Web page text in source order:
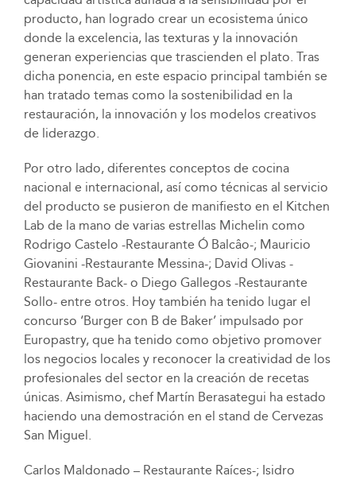
producto, han logrado crear un ecosistema único
donde la excelencia, las texturas y la innovación
generan experiencias que trascienden el plato. Tras
dicha ponencia, en este espacio principal también se
han tratado temas como la sostenibilidad en la
restauración, la innovación y los modelos creativos
de liderazgo.
Por otro lado, diferentes conceptos de cocina
nacional e internacional, así como técnicas al servicio
del producto se pusieron de manifiesto en el Kitchen
Lab de la mano de varias estrellas Michelin como
Rodrigo Castelo -Restaurante Ó Balcâo-; Mauricio
Giovanini -Restaurante Messina-; David Olivas -
Restaurante Back- o Diego Gallegos -Restaurante
Sollo- entre otros. Hoy también ha tenido lugar el
concurso ‘Burger con B de Baker’ impulsado por
Europastry, que ha tenido como objetivo promover
los negocios locales y reconocer la creatividad de los
profesionales del sector en la creación de recetas
únicas. Asimismo, chef Martín Berasategui ha estado
haciendo una demostración en el stand de Cervezas
San Miguel.
Carlos Maldonado – Restaurante Raíces-; Isidro